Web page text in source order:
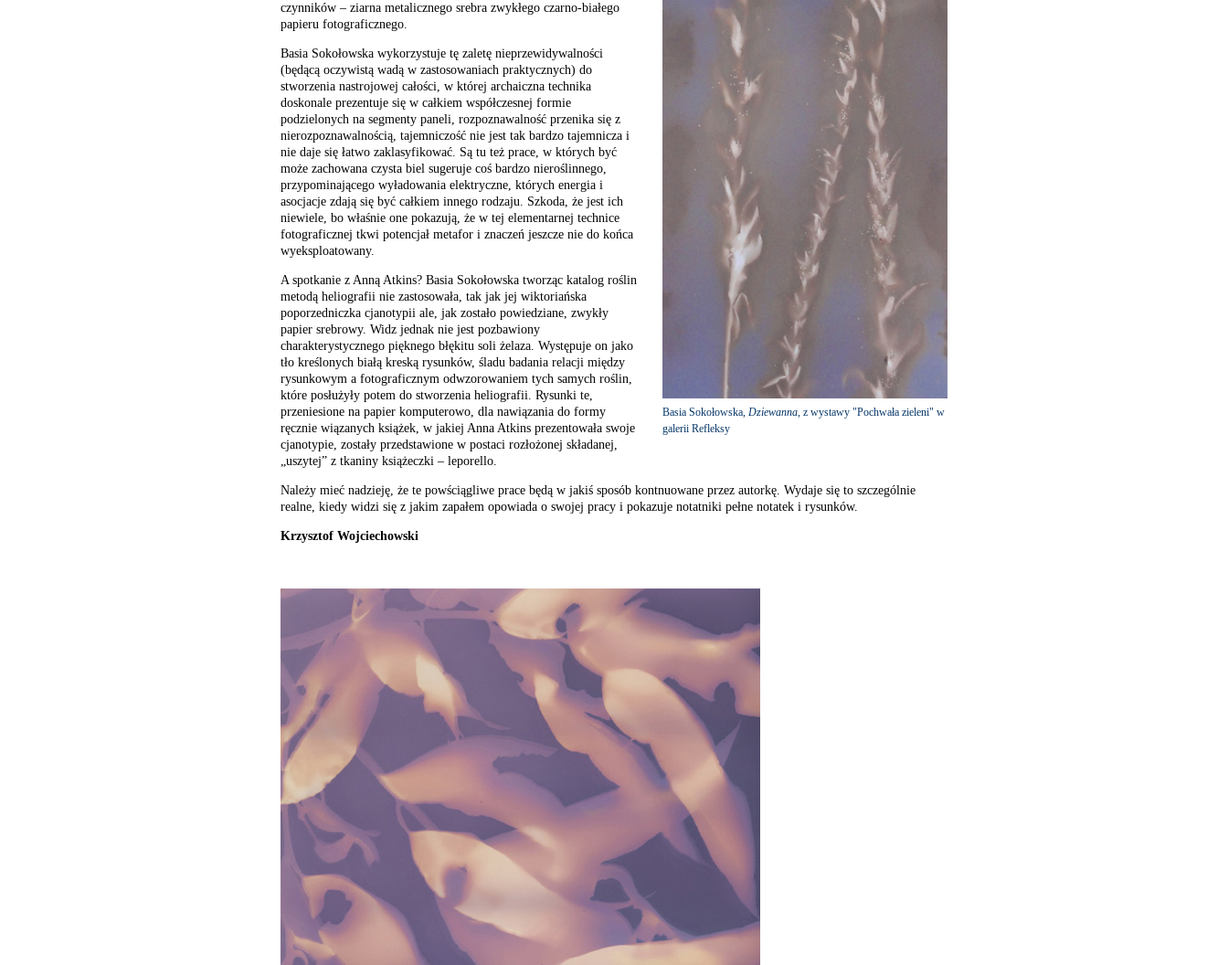
Basia Sokołowska, Dziewanna, z wystawy "Pochwała zieleni" w
galerii Refleksy
czynników – ziarna metalicznego srebra zwykłego czarno-białego
papieru fotograficznego.
Basia Sokołowska wykorzystuje tę zaletę nieprzewidywalności
(będącą oczywistą wadą w zastosowaniach praktycznych) do
stworzenia nastrojowej całości, w której archaiczna technika
doskonale prezentuje się w całkiem współczesnej formie
podzielonych na segmenty paneli, rozpoznawalność przenika się z
nierozpoznawalnością, tajemniczość nie jest tak bardzo tajemnicza i
nie daje się łatwo zaklasyfikować. Są tu też prace, w których być
może zachowana czysta biel sugeruje coś bardzo nieroślinnego,
przypominającego wyładowania elektryczne, których energia i
asocjacje zdają się być całkiem innego rodzaju. Szkoda, że jest ich
niewiele, bo właśnie one pokazują, że w tej elementarnej technice
fotograficznej tkwi potencjał metafor i znaczeń jeszcze nie do końca
wyeksploatowany.
A spotkanie z Anną Atkins? Basia Sokołowska tworząc katalog roślin
metodą heliografii nie zastosowała, tak jak jej wiktoriańska
poporzedniczka cjanotypii ale, jak zostało powiedziane, zwykły
papier srebrowy. Widz jednak nie jest pozbawiony
charakterystycznego pięknego błękitu soli żelaza. Występuje on jako
tło kreślonych białą kreską rysunków, śladu badania relacji między
rysunkowym a fotograficznym odwzorowaniem tych samych roślin,
które posłużyły potem do stworzenia heliografii. Rysunki te,
przeniesione na papier komputerowo, dla nawiązania do formy
ręcznie wiązanych książek, w jakiej Anna Atkins prezentowała swoje
cjanotypie, zostały przedstawione w postaci rozłożonej składanej,
„uszytej” z tkaniny książeczki – leporello.
Należy mieć nadzieję, że te powściągliwe prace będą w jakiś sposób kontnuowane przez autorkę. Wydaje się to szczególnie
realne, kiedy widzi się z jakim zapałem opowiada o swojej pracy i pokazuje notatniki pełne notatek i rysunków.
Krzysztof Wojciechowski